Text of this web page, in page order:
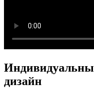
дизайн